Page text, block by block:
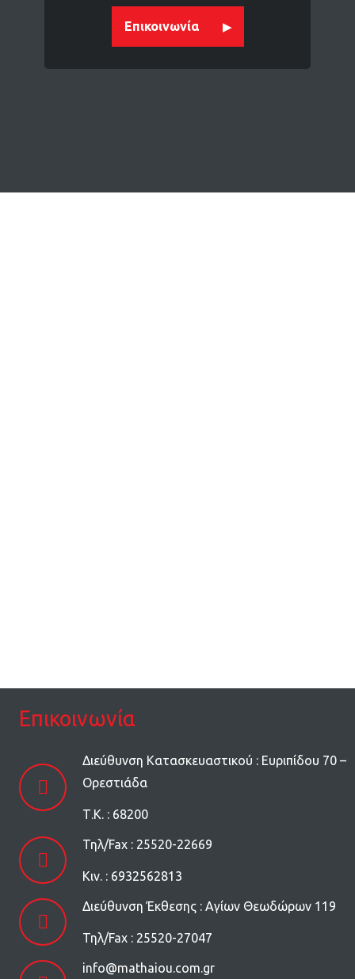
Επικοινωνία
Επικοινωνία
Διεύθυνση Κατασκευαστικού : Ευριπίδου 70 –
Ορεστιάδα
Τ.Κ. : 68200
Τηλ/Fax : 25520-22669
Kιν. : 6932562813
Διεύθυνση Έκθεσης : Αγίων Θεωδώρων 119
Τηλ/Fax : 25520-27047
info@mathaiou.com.gr